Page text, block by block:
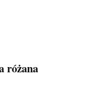
różana